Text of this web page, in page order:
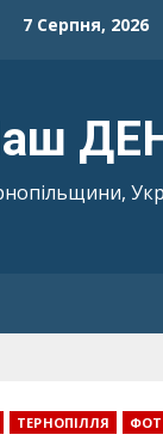
7 Серпня, 2026
ТЕРНОПІЛЛЯ